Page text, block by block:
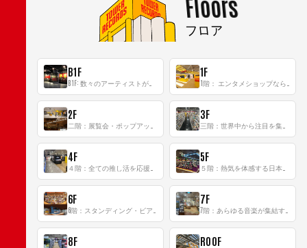
フロア
B1F 1F
2F 3F
4F 5F
6F 7F
8F ROOF